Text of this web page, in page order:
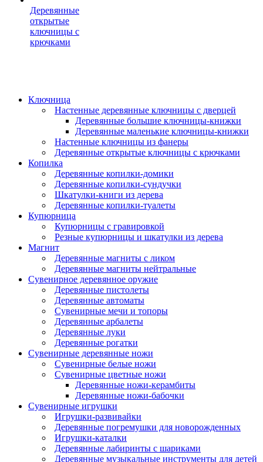
Деревянные
открытые
ключницы с
крючками
Ключница
Настенные деревянные ключницы с дверцей
Деревянные большие ключницы-книжки
Деревянные маленькие ключницы-книжки
Настенные ключницы из фанеры
Деревянные открытые ключницы с крючками
Копилка
Деревянные копилки-домики
Деревянные копилки-сундучки
Шкатулки-книги из дерева
Деревянные копилки-туалеты
Купюрница
Купюрницы с гравировкой
Резные купюрницы и шкатулки из дерева
Магнит
Деревянные магниты с ликом
Деревянные магниты нейтральные
Сувенирное деревянное оружие
Деревянные пистолеты
Деревянные автоматы
Сувенирные мечи и топоры
Деревянные арбалеты
Деревянные луки
Деревянные рогатки
Сувенирные деревянные ножи
Сувенирные белые ножи
Сувенирные цветные ножи
Деревянные ножи-керамбиты
Деревянные ножи-бабочки
Сувенирные игрушки
Игрушки-развивайки
Деревянные погремушки для новорожденных
Игрушки-каталки
Деревянные лабиринты с шариками
Деревянные музыкальные инструменты для детей